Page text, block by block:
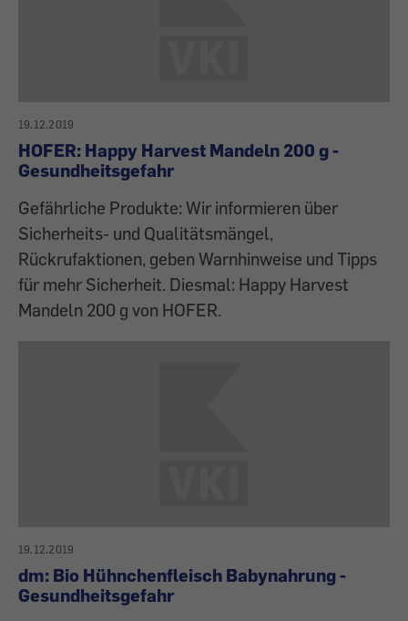
19.12.2019
HOFER: Happy Harvest Mandeln 200 g -
Gesundheitsgefahr
Gefährliche Produkte: Wir informieren über
Sicherheits- und Qualitätsmängel,
Rückrufaktionen, geben Warnhinweise und Tipps
für mehr Sicherheit. Diesmal: Happy Harvest
Mandeln 200 g von HOFER.
19.12.2019
dm: Bio Hühnchenfleisch Babynahrung -
Gesundheitsgefahr